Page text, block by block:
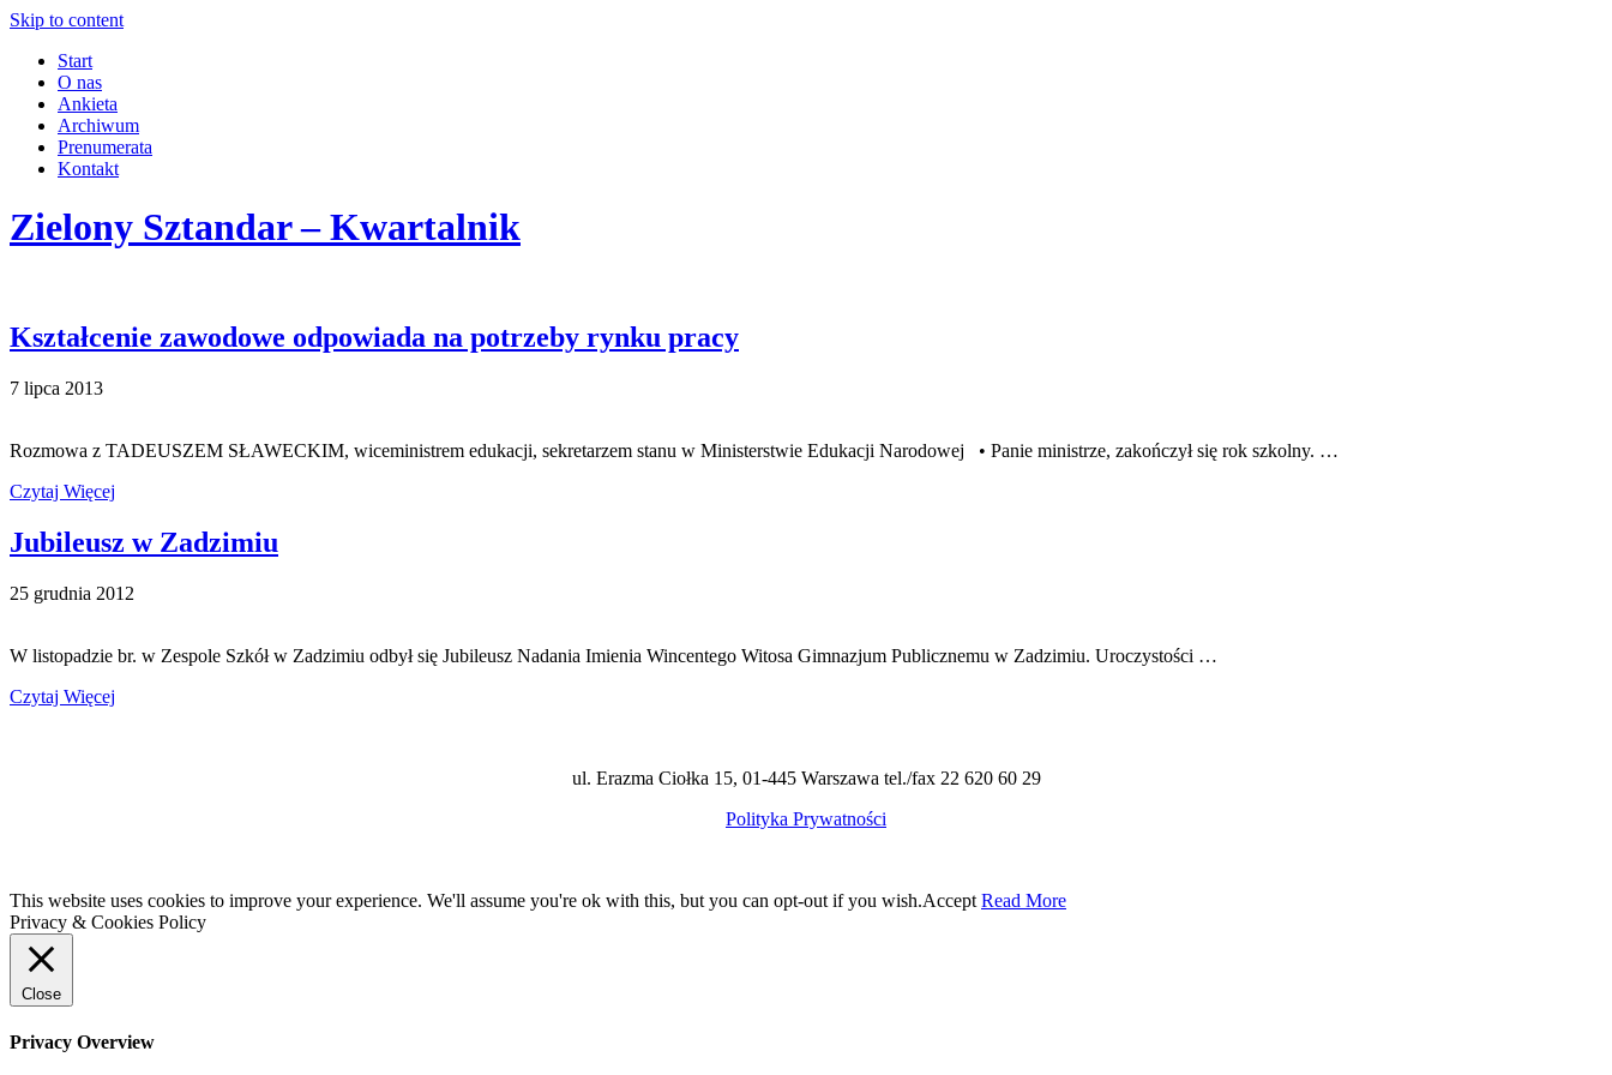
Skip to content
Start
O nas
Ankieta
Archiwum
Prenumerata
Kontakt
Zielony Sztandar – Kwartalnik
Kształcenie zawodowe odpowiada na potrzeby rynku pracy
7 lipca 2013
Rozmowa z TADEUSZEM SŁAWECKIM, wiceministrem edukacji, sekretarzem stanu w Ministerstwie Edukacji Narodowej • Panie ministrze, zakończył się rok szkolny. …
Czytaj Więcej
Jubileusz w Zadzimiu
25 grudnia 2012
W listopadzie br. w Zespole Szkół w Zadzimiu odbył się Jubileusz Nadania Imienia Wincentego Witosa Gimnazjum Publicznemu w Zadzimiu. Uroczystości …
Czytaj Więcej
ul. Erazma Ciołka 15, 01-445 Warszawa tel./fax 22 620 60 29
Polityka Prywatności
This website uses cookies to improve your experience. We'll assume you're ok with this, but you can opt-out if you wish.Accept Read More
Privacy & Cookies Policy
Close
Privacy Overview